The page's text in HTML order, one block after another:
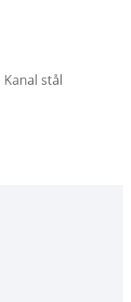
Kanal stål